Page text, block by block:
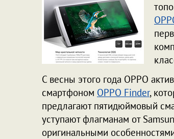
С весны этого года OPPO
смартфоном OPPO Finder,
предлагают пятидюймовый
уступают флагманам от
оригинальными